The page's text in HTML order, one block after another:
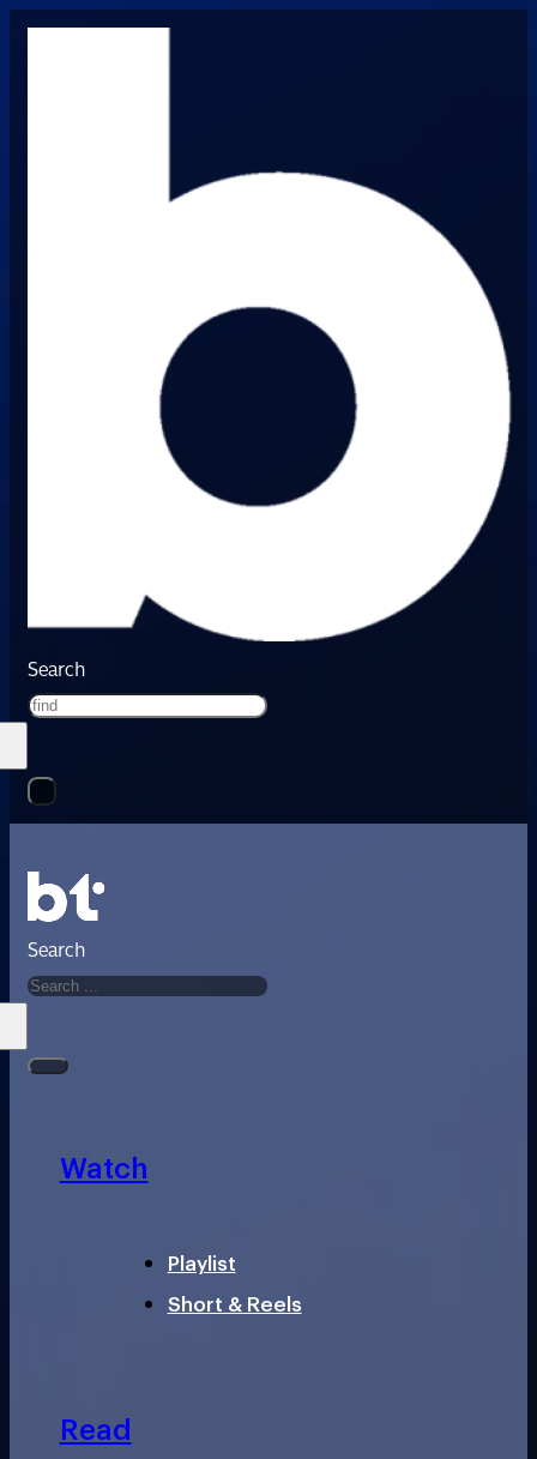
Search
Search
Watch
Playlist
Short & Reels
Read